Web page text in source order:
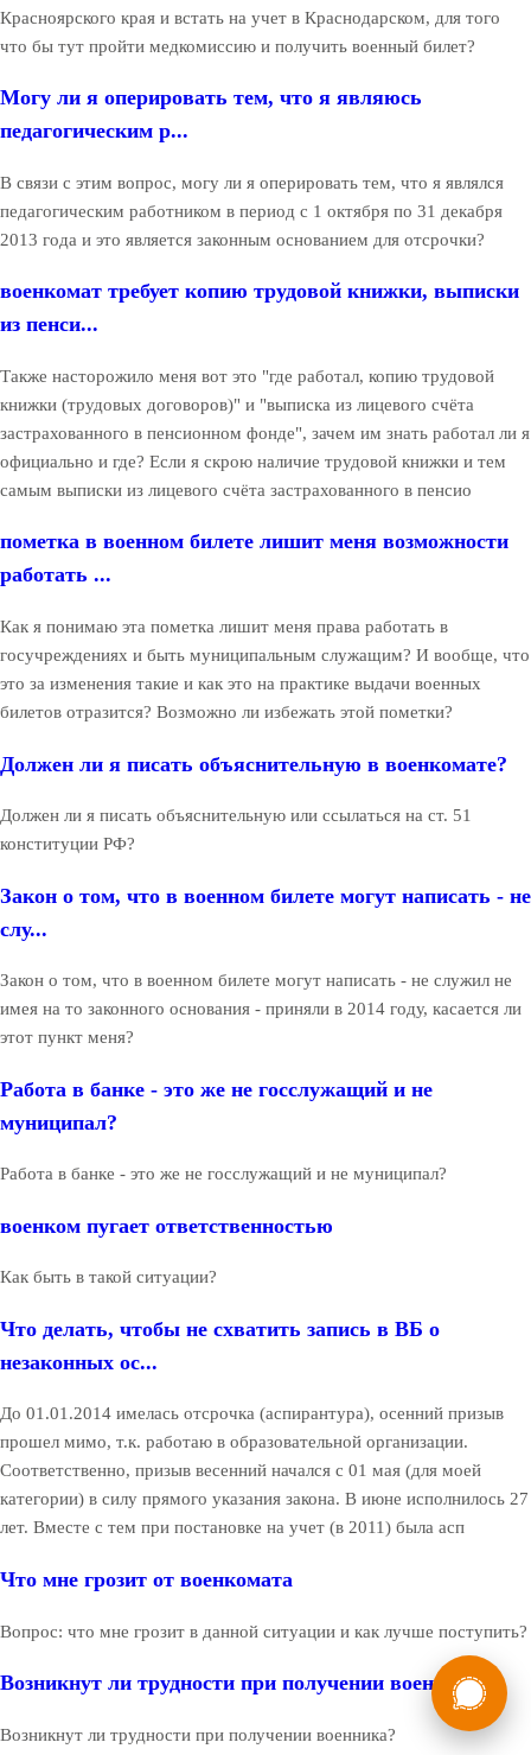
Красноярского края и встать на учет в Краснодарском, для того
что бы тут пройти медкомиссию и получить военный билет?
Могу ли я оперировать тем, что я являюсь
педагогическим р...
В связи с этим вопрос, могу ли я оперировать тем, что я являлся
педагогическим работником в период с 1 октября по 31 декабря
2013 года и это является законным основанием для отсрочки?
военкомат требует копию трудовой книжки, выписки
из пенси...
Также насторожило меня вот это "где работал, копию трудовой
книжки (трудовых договоров)" и "выписка из лицевого счёта
застрахованного в пенсионном фонде", зачем им знать работал ли я
официально и где? Если я скрою наличие трудовой книжки и тем
самым выписки из лицевого счёта застрахованного в пенсио
пометка в военном билете лишит меня возможности
работать ...
Как я понимаю эта пометка лишит меня права работать в
госучреждениях и быть муниципальным служащим? И вообще, что
это за изменения такие и как это на практике выдачи военных
билетов отразится? Возможно ли избежать этой пометки?
Должен ли я писать объяснительную в военкомате?
Должен ли я писать объяснительную или ссылаться на ст. 51
конституции РФ?
Закон о том, что в военном билете могут написать - не
слу...
Закон о том, что в военном билете могут написать - не служил не
имея на то законного основания - приняли в 2014 году, касается ли
этот пункт меня?
Работа в банке - это же не госслужащий и не
муниципал?
Работа в банке - это же не госслужащий и не муниципал?
военком пугает ответственностью
Как быть в такой ситуации?
Что делать, чтобы не схватить запись в ВБ о
незаконных ос...
До 01.01.2014 имелась отсрочка (аспирантура), осенний призыв
прошел мимо, т.к. работаю в образовательной организации.
Соответственно, призыв весенний начался с 01 мая (для моей
категории) в силу прямого указания закона. В июне исполнилось 27
лет. Вместе с тем при постановке на учет (в 2011) была асп
Что мне грозит от военкомата
Вопрос: что мне грозит в данной ситуации и как лучше поступить?
Возникнут ли трудности при получении военника?
Возникнут ли трудности при получении военника?
консультация